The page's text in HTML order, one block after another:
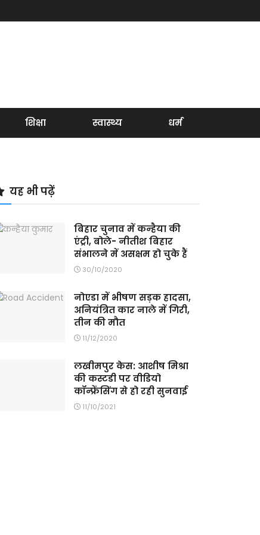
शिक्षा स्वास्थ्य धर्म
यह भी पढ़ें
बिहार चुनाव में कन्हैया की
एंट्री, बोले- नीतीश बिहार
संभालने में असक्षम हो चुके हैं
30/10/2020
नोएडा में भीषण सड़क हादसा,
अनियंत्रित कार नाले में गिरी,
तीन की मौत
11/12/2020
लखीमपुर केस: आशीष मिश्रा
की कस्टडी पर वीडियो
कॉन्फ्रेंसिंग से हो रही सुनवाई
11/10/2021